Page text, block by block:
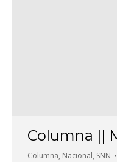
Columna ||
Columna, Nacional, SNN